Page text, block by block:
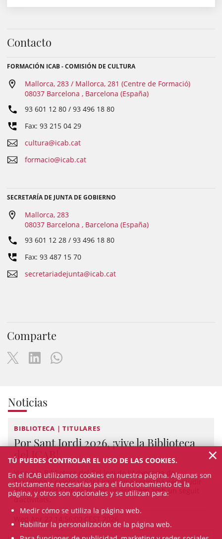
Contacto
FORMACIÓN ICAB - COMISIÓN DE CULTURA
Mallorca, 283 / Mallorca, 281 (Centre de Formació)
08037 Barcelona , Barcelona (España)
93 601 12 80 / 93 496 18 80
Fax: 93 215 04 29
cultura@icab.cat
formacio@icab.cat
SECRETARÍA DE JUNTA DE GOBIERNO
Mallorca, 283
08037 Barcelona , Barcelona (España)
93 601 12 28 / 93 496 18 80
Fax: 93 487 15 70
secretariadejunta@icab.cat
Comparte
Noticias
BIBLIOTECA | TITULARES
Por Sant Jordi 2026, ¡vive la Biblioteca
del ICAB!
Vine a la Biblioteca del Col·legi de l'Advocacia de
Barcelona a celebrar Sant Jordi: una setmana per gaudir
de la cultura! Com cada any, us esperem amb un seguit
d’activitats.
TÚ PUEDES CONTROLAR EL USO DE LAS COOKIES.
En el ICAB utilizamos cookies en nuestra página. Algunas son
estrictamente necesarias para el funcionamiento de la
página, y otros son opcionales y se utilizan para:
Medir cómo se utiliza la página web.
Habilitar la personalización de la página web.
×